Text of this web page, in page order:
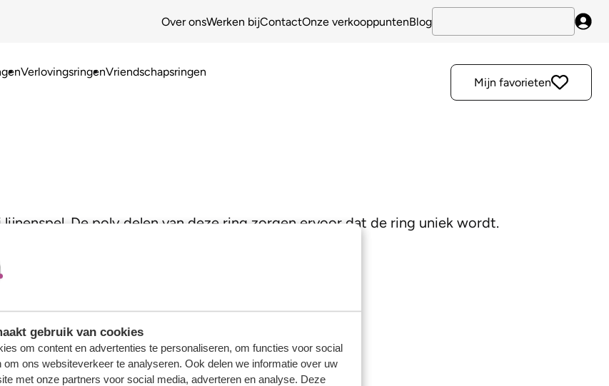
gebruik van cookies
om content en advertenties te personaliseren, om functies voor social
om ons websiteverkeer te analyseren. Ook delen we informatie over uw
met onze partners voor social media, adverteren en analyse. Deze
Over onsWerken bijContactOnze verkooppuntenBlog
VerlovingsringenVriendschapsringen
Mijn favorieten
De poly delen van deze ring zorgen ervoor dat de ring uniek wordt.